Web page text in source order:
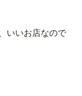
いいお店なので